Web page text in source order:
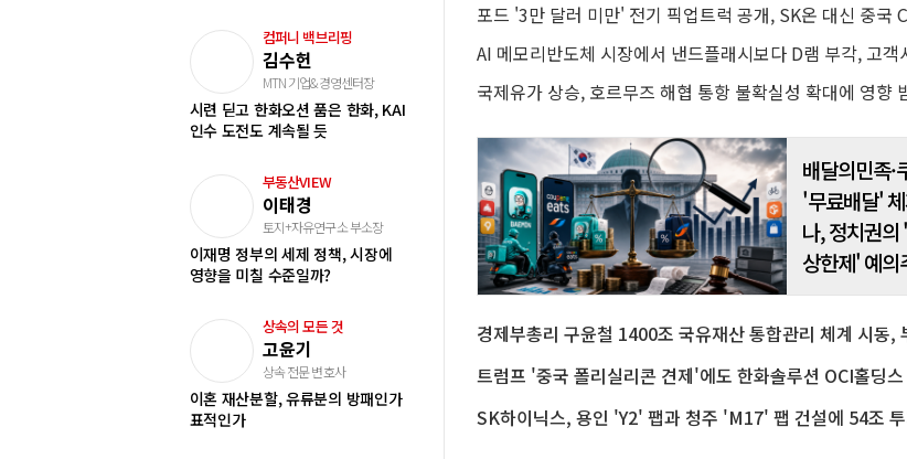
컴퍼니 백브리핑
김수헌
MTN 기업&경영센터장
시련 딛고 한화오션 품은 한화, KAI
인수 도전도 계속될 듯
부동산VIEW
이태경
토지+자유연구소 부소장
이재명 정부의 세제 정책, 시장에
영향을 미칠 수준일까?
상속의 모든 것
고윤기
상속 전문 변호사
이혼 재산분할, 유류분의 방패인가
표적인가
국제유가 상승, 호르무즈 해협 통항 불확실성 확대에 영향
배달의민족·
'무료배달'
나, 정치권
상한제' 예의
SK하이닉스, 용인 'Y2' 팹과 청주 'M17' 팹 건설에 54조